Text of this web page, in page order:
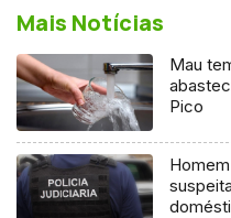
Mais Notícias
Mau
Pico